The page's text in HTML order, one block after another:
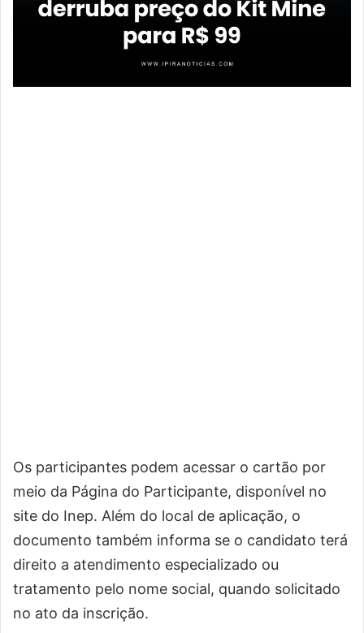
Os participantes podem acessar o cartão por
meio da Página do Participante, disponível no
site do Inep. Além do local de aplicação, o
documento também informa se o candidato terá
direito a atendimento especializado ou
tratamento pelo nome social, quando solicitado
no ato da inscrição.